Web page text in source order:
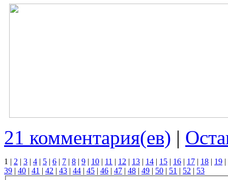
21 комментария(ев) |
1 | 2 | 3 | 4 | 5 | 6 | 7 | 8 | 9 | 10 | 11 | 12 | 13 | 14 | 15 | 16 | 17 | 18 | 19 |
39 | 40 | 41 | 42 | 43 | 44 | 45 | 46 | 47 | 48 | 49 | 50 | 51 | 52 | 53